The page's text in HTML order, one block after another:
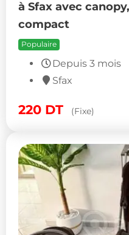
à Sfax avec
compact
Populaire
Depuis 3 mois
Sfax
220 DT (Fixe)